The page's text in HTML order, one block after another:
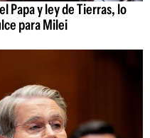
Papa y ley de Tierras, lo
para Milei